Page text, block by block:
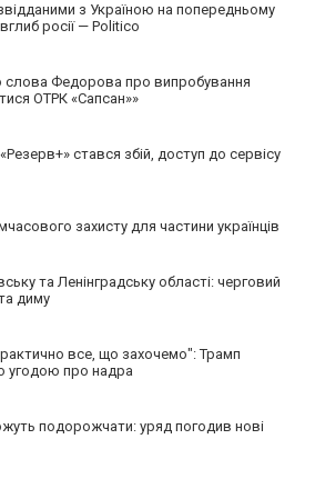
з Україною на попередньому
росії — Politico
Федорова про випробування
ОТРК «Сапсан»»
стався збій, доступ до сервісу
захисту для частини українців
та Ленінградську області: черговий
диму
все, що захочемо": Трамп
угодою про надра
подорожчати: уряд погодив нові